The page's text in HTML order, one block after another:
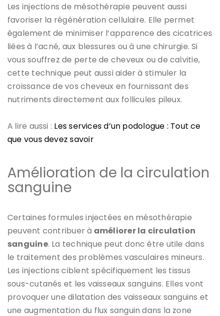
Les injections de mésothérapie peuvent aussi
favoriser la régénération cellulaire. Elle permet
également de minimiser l’apparence des cicatrices
liées à l’acné, aux blessures ou à une chirurgie. Si
vous souffrez de perte de cheveux ou de calvitie,
cette technique peut aussi aider à stimuler la
croissance de vos cheveux en fournissant des
nutriments directement aux follicules pileux.
A lire aussi : Les services d’un podologue : Tout ce
que vous devez savoir
Amélioration de la circulation
sanguine
Certaines formules injectées en mésothérapie
peuvent contribuer à améliorer la circulation
sanguine. La technique peut donc être utile dans
le traitement des problèmes vasculaires mineurs.
Les injections ciblent spécifiquement les tissus
sous-cutanés et les vaisseaux sanguins. Elles vont
provoquer une dilatation des vaisseaux sanguins et
une augmentation du flux sanguin dans la zone